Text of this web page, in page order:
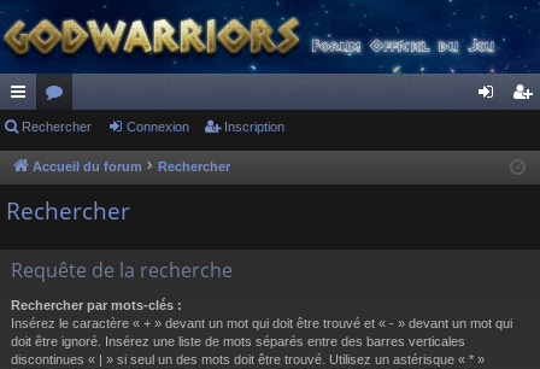
ac
co
ur
s
or
u
m
cri
Rechercher Connexion Inscription
Accueil du forum Rechercher
Rechercher
Requête de la recherche
Rechercher par mots-clés :
Insérez le caractère « + » devant un mot qui doit être trouvé et « - » devant un mot qui
doit être ignoré. Insérez une liste de mots séparés entre des barres verticales
discontinues « | » si seul un des mots doit être trouvé. Utilisez un astérisque « * »